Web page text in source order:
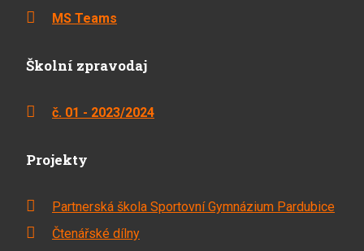
MS Teams
Školní zpravodaj
č. 01 - 2023/2024
Projekty
Partnerská škola Sportovní Gymnázium Pardubice
Čtenářské dílny